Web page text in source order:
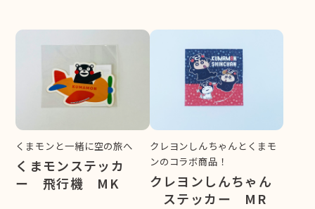
くまモンと一緒に空の旅へ
くまモンステッカ
ー 飛行機 MK
クレヨンしんちゃんとくまモ
ンのコラボ商品！
クレヨンしんちゃん
ステッカー MR